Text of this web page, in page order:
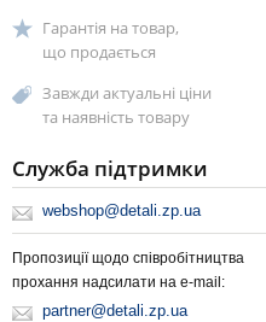
Гарантія на товар,
що продається
Завжди актуальні ціни
та наявність товару
Служба підтримки
webshop@detali.zp.ua
Пропозиції щодо співробітництва
прохання надсилати на e-mail:
partner@detali.zp.ua